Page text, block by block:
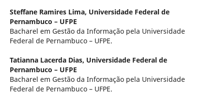
Steffane Ramires Lima, Universidade Federal de
Pernambuco – UFPE
Bacharel em Gestão da Informação pela Universidade
Federal de Pernambuco – UFPE.
Tatianna Lacerda Dias, Universidade Federal de
Pernambuco – UFPE
Bacharel em Gestão da Informação pela Universidade
Federal de Pernambuco – UFPE.